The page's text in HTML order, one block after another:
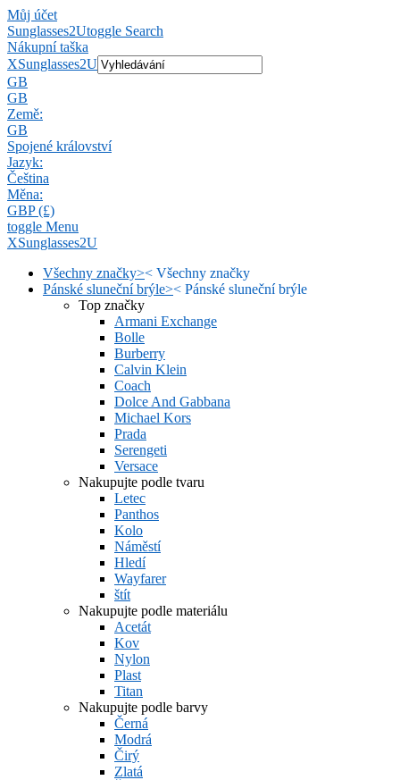
Můj účet
Sunglasses2Utoggle Search
Nákupní taška
XSunglasses2U
GB
GB
Země:
GB
Spojené království
Jazyk:
Čeština
Měna:
GBP (£)
toggle Menu
XSunglasses2U
Všechny značky>< Všechny značky
Pánské sluneční brýle>< Pánské sluneční brýle
Top značky
Armani Exchange
Bolle
Burberry
Calvin Klein
Coach
Dolce And Gabbana
Michael Kors
Prada
Serengeti
Versace
Nakupujte podle tvaru
Letec
Panthos
Kolo
Náměstí
Hledí
Wayfarer
štít
Nakupujte podle materiálu
Acetát
Kov
Nylon
Plast
Titan
Nakupujte podle barvy
Černá
Modrá
Čirý
Zlatá